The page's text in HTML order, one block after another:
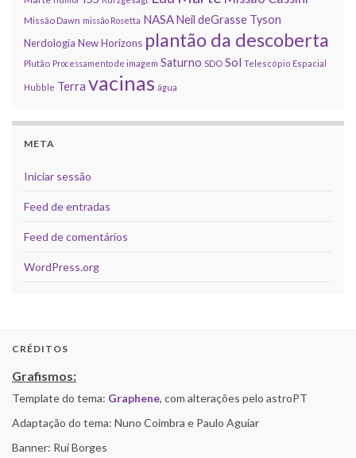
Missão Dawn missão Rosetta NASANeil deGrasse Tyson
Nerdologia New Horizons plantão da descoberta
Plutão Processamento de imagem Saturno SDO Sol Telescópio Espacial
Hubble Terra vacinas água
META
Iniciar sessão
Feed de entradas
Feed de comentários
WordPress.org
CRÉDITOS
Grafismos:
Template do tema: Graphene, com alterações pelo astroPT
Adaptação do tema: Nuno Coimbra e Paulo Aguiar
Banner: Rui Borges